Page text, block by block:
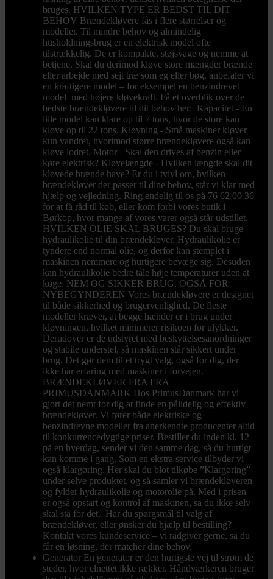
bruges. HVILKEN TYPE ER BEDST TIL DIT
BEHOV Brændekløvere fås i flere størrelser og
modeller. Til mindre behov og almindelig
husholdningsbrug er en elektrisk model ofte
tilstrækkelig. De er kompakte, støjsvage og nemme at
betjene. Skal du derimod kløve store mængder brænde
eller arbejde med sejt træ som eg eller bøg, anbefaler vi
en kraftigere model – for eksempel en benzindrevet
model med højere kløvekraft. Få et overblik over de
bedste brændekløvere til dit behov her: Kapacitet - En
lille model kan klare op til 7 tons, hvor de store kan
kløve op til 22 tons. Kløvning - Små maskiner kløver
kun vandret, hvorimod større brændekløvere også kan
kløve lodret. Motor - Skal den drives af benzin eller
køre elektrisk? Kløvelængde - Hvilken længde skal dit
kløvede brænde have? Er du i tvivl om, hvilken
brændekløver der passer til dine behov, står vi klar med
hjælp og vejledning. Ring endelig til os på 76 62 00 36
for at få råd til køb, eller kom forbi vores butik i
Børkop, hvor mange af vores varer også står udstillet.
HVILKEN OLIE SKAL BRUGES? Du skal bruge
hydraulikolie til din brændekløver. Hydraulikolie er
tyndere end normal olie, og derfor kan stemplet i
maskinen nemmere og hurtigere bevæge sig. Desuden
kan hydraulikolie bedre tåle høje temperaturer uden at
koge. NEM OG SIKKER BRUG, OGSÅ FOR
NYBEGYNDEREN Vores brændekløvere er designet
til både sikkerhed og brugervenlighed. De fleste
modeller kræver, at begge hænder er i brug under
kløvningen, hvilket minimerer risikoen for ulykker.
Derudover er de udstyret med beskyttelsesanordninger
og stabile understel, så maskinen står sikkert under
brug. Det gør dem til et trygt valg, også for dig, der
ikke har erfaring med maskiner i forvejen.
BRÆNDEKLØVER FRA FRA
PRIMUSDANMARK Hos PrimusDanmark har vi
gjort det nemt for dig at finde en pålidelig og effektiv
brændekløver. Vi fører både elektriske og
benzindrevne modeller fra anerkendte producenter altid
til konkurrencedygtige priser. Bestiller du inden kl. 12
på en hverdag, sender vi den samme dag, så du hurtigt
kan komme i gang. Som en ekstra service tilbyder vi
også klargøring. Her skal du blot tilkøbe ”Klargøring”
under selve produktet, og så samler vi brændekløveren
og fylder hydraulikolie og motorolie på. Med i prisen
er også opstart og kontrol af maskinen, så du ikke selv
skal stå for det. Har du spørgsmål til valg af
brændekløver, eller ønsker du hjælp til bestilling?
Kontakt vores kundeservice – vi rådgiver gerne, så du
får en løsning, der matcher dine behov.
Generator En generator er den hurtigste vej til strøm de
steder, hvor elnettet ikke rækker. Håndværkeren bruger